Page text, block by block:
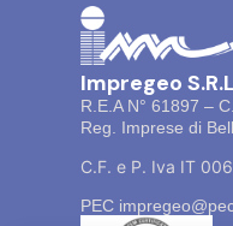
Impregeo
R.E.A N° 61897 –
Reg. Imprese di
C.F. e P. Iva IT
PEC